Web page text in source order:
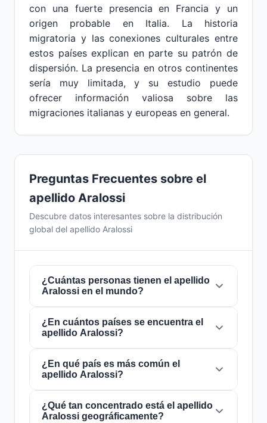
con una fuerte presencia en Francia y un
origen probable en Italia. La historia
migratoria y las conexiones culturales entre
estos países explican en parte su patrón de
dispersión. La presencia en otros continentes
sería muy limitada, y su estudio puede
ofrecer información valiosa sobre las
migraciones italianas y europeas en general.
Preguntas Frecuentes sobre el
apellido Aralossi
Descubre datos interesantes sobre la distribución
global del apellido Aralossi
¿Cuántas personas tienen el apellido
Aralossi en el mundo?
Actualmente hay aproximadamente34
personascon el apellido
mundo. Esto significa que aproximadamente 1
de cada235,294,118 personasen el mundo
lleva este apellido. Se encuentra presente en
países, lo que refleja su distribución global.
¿En cuántos países se encuentra el
apellido Aralossi?
El apellidoAralossi está presente en
de todo el mundo. Esto lo clasifica como un
apellido de alcancelocal. Su presencia en
múltiples países indica patrones históricos de
migración y dispersión familiar a lo largo de los
¿En qué país es más común el
apellido Aralossi?
El apellido Aralossies más común enFrancia
donde lo portan aproximadamente
¿Qué tan concentrado está el apellido
Aralossi geográficamente?